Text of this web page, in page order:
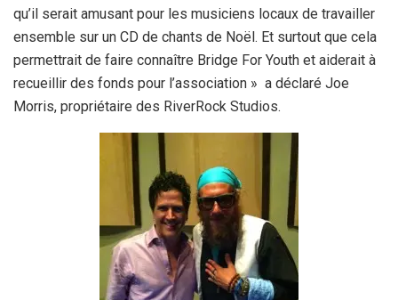
qu’il serait amusant pour les musiciens locaux de travailler
ensemble sur un CD de chants de Noël. Et surtout que cela
permettrait de faire connaître Bridge For Youth et aiderait à
recueillir des fonds pour l’association » a déclaré Joe
Morris, propriétaire des RiverRock Studios.